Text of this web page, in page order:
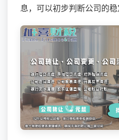
息，可以初步判断公司的